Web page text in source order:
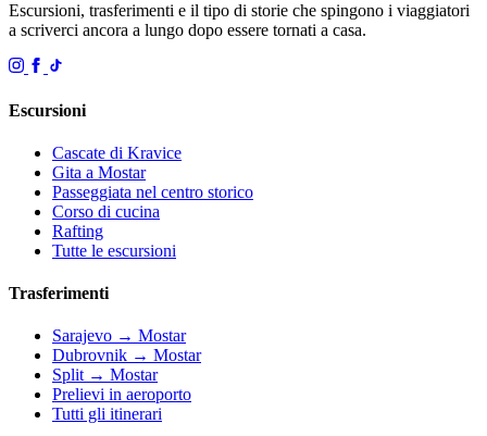
Escursioni, trasferimenti e il tipo di storie che spingono i viaggiatori
a scriverci ancora a lungo dopo essere tornati a casa.
Escursioni
Cascate di Kravice
Gita a Mostar
Passeggiata nel centro storico
Corso di cucina
Rafting
Tutte le escursioni
Trasferimenti
Sarajevo → Mostar
Dubrovnik → Mostar
Split → Mostar
Prelievi in aeroporto
Tutti gli itinerari